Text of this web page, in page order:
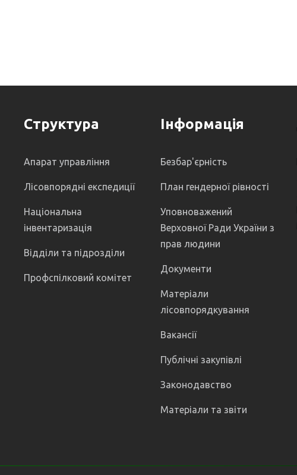
Структура
Апарат управління
Лісовпорядні експедиції
Національна
інвентаризація
Відділи та підрозділи
Профспілковий комітет
Інформація
Безбар'єрність
План гендерної рівності
Уповноважений
Верховної Ради України з
прав людини
Документи
Матеріали
лісовпорядкування
Вакансії
Публічні закупівлі
Законодавство
Матеріали та звіти